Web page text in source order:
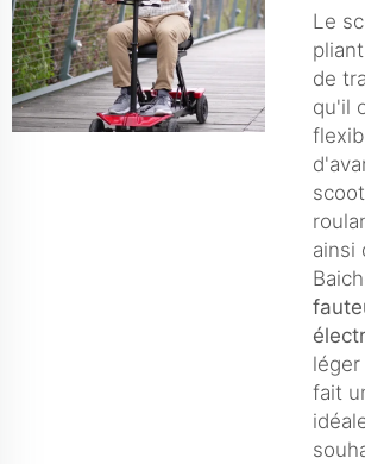
Le
de
qu'il
ainsi
fait